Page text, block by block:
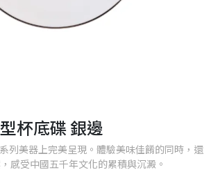
杯底碟 銀邊
列美器上完美呈現。體驗美味佳餚的同時，還
感受中國五千年文化的累積與沉澱。